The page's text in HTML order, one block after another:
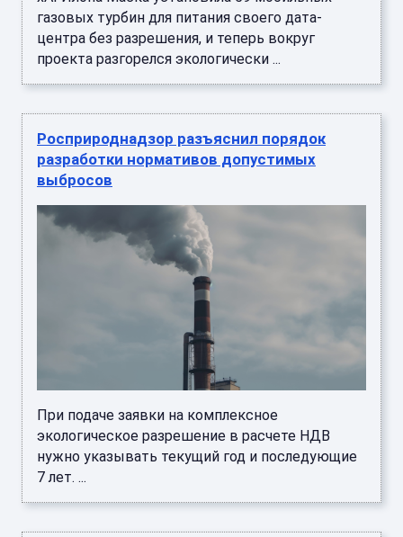
газовых турбин для питания своего дата-
центра без разрешения, и теперь вокруг
проекта разгорелся экологически ...
Росприроднадзор разъяснил порядок
разработки нормативов допустимых
выбросов
При подаче заявки на комплексное
экологическое разрешение в расчете НДВ
нужно указывать текущий год и последующие
7 лет. ...